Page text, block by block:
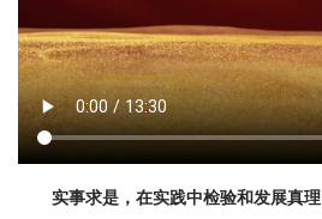
实事求是，在实践中检验和发展真理